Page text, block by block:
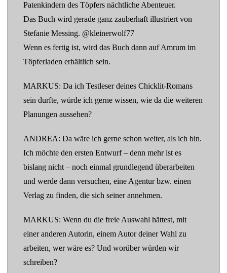
Patenkindern des Töpfers nächtliche Abenteuer.
Das Buch wird gerade ganz zauberhaft illustriert von
Stefanie Messing. @kleinerwolf77
Wenn es fertig ist, wird das Buch dann auf Amrum im
Töpferladen erhältlich sein.
MARKUS: Da ich Testleser deines Chicklit-Romans
sein durfte, würde ich gerne wissen, wie da die weiteren
Planungen aussehen?
ANDREA: Da wäre ich gerne schon weiter, als ich bin.
Ich möchte den ersten Entwurf – denn mehr ist es
bislang nicht – noch einmal grundlegend überarbeiten
und werde dann versuchen, eine Agentur bzw. einen
Verlag zu finden, die sich seiner annehmen.
MARKUS: Wenn du die freie Auswahl hättest, mit
einer anderen Autorin, einem Autor deiner Wahl zu
arbeiten, wer wäre es? Und worüber würden wir
schreiben?